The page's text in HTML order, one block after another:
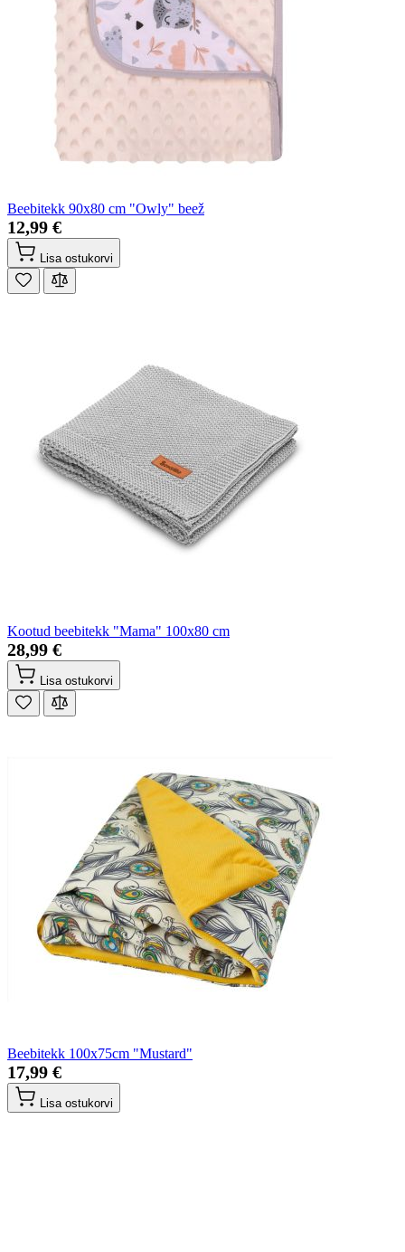
Beebitekk 90x80 cm "Owly" beež
12,99 €
Lisa ostukorvi
Kootud beebitekk "Mama" 100x80 cm
28,99 €
Lisa ostukorvi
Beebitekk 100x75cm "Mustard"
17,99 €
Lisa ostukorvi